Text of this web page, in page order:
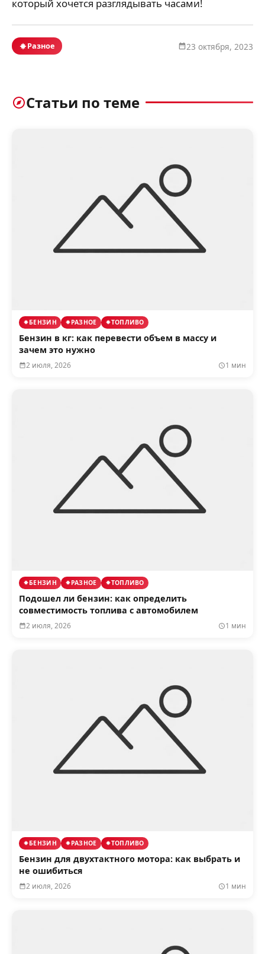
который хочется разглядывать часами!
Разное 23 октября, 2023
Статьи по теме
БЕНЗИН РАЗНОЕ ТОПЛИВО
Бензин в кг: как перевести объем в массу и
зачем это нужно
2 июля, 2026 1 мин
БЕНЗИН РАЗНОЕ ТОПЛИВО
Подошел ли бензин: как определить
совместимость топлива с автомобилем
2 июля, 2026 1 мин
БЕНЗИН РАЗНОЕ ТОПЛИВО
Бензин для двухтактного мотора: как выбрать и
не ошибиться
2 июля, 2026 1 мин